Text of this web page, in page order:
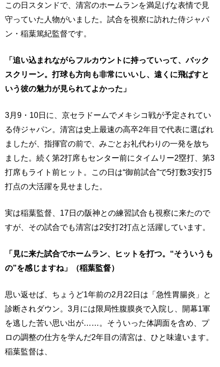
この日スタンドで、清宮のホームランを満足げな表情で見
守っていた人物がいました。試合を視察に訪れた侍ジャパ
ン・稲葉篤紀監督です。
「追い込まれながらフルカウントに持っていって、バック
スクリーン。打球も方向も非常にいいし、遠くに飛ばすと
いう彼の魅力が見られてよかった」
3月9・10日に、京セラドームでメキシコ戦が予定されてい
る侍ジャパン。清宮は史上最速の高卒2年目で代表に選ばれ
ましたが、指揮官の前で、みごとお礼代わりの一発を放ち
ました。続く第2打席もセンター前にタイムリー2塁打、第3
打席もライト前ヒット。この日は“御前試合”で5打数3安打5
打点の大活躍を見せました。
実は稲葉監督、17日の阪神との練習試合も視察に来たので
すが、その試合でも清宮は2安打2打点と活躍しています。
「見に来た試合でホームラン、ヒットを打つ。“そういうも
の”を感じますね」（稲葉監督）
思い返せば、ちょうど1年前の2月22日は「急性胃腸炎」と
診断されダウン。3月には限局性腹膜炎で入院し、開幕1軍
を逃した苦い思い出が……。そういった体調面を含め、プ
ロの調整の仕方を学んだ2年目の清宮は、ひと味違います。
稲葉監督は、